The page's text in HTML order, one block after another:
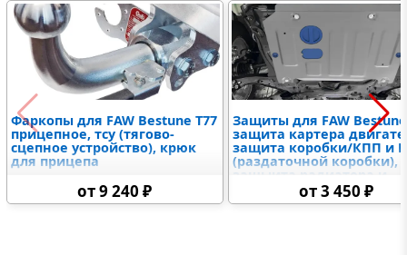
Фаркопы для FAW Bestune T77
прицепное, тсу (тягово-
сцепное устройство), крюк
для прицепа
от 9 240 ₽
Защиты для FAW Bestune
защита картера
защита коробки/КПП и
(раздаточной коробки),
защыита радиатора и
дифференциалов,
топливного бака,
от 3 450 ₽